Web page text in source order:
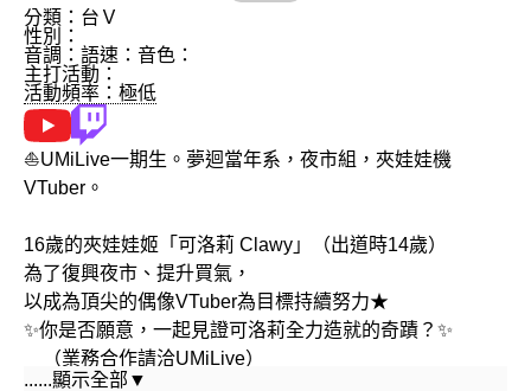
分類：台Ｖ
性別：
音調： 語速： 音色：
主打活動：
活動頻率：極低
⛵UMiLive一期生。夢迴當年系，夜市組，夾娃娃機
VTuber。
16歲的夾娃娃姬「可洛莉 Clawy」（出道時14歲）
為了復興夜市、提升買氣，
以成為頂尖的偶像VTuber為目標持續努力★
✨你是否願意，一起見證可洛莉全力造就的奇蹟？✨
（業務合作請洽UMiLive）
......顯示全部▼